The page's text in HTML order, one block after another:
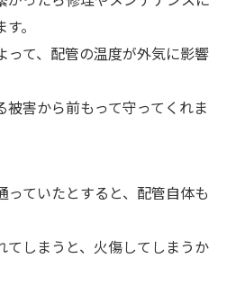
。
って、配管の温度が外気に影響
害から前もって守ってくれま
っていたとすると、配管自体も
てしまうと、火傷してしまうか